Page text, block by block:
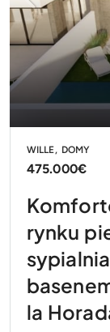
WILLE, DOMY
475.000€
rynku
la